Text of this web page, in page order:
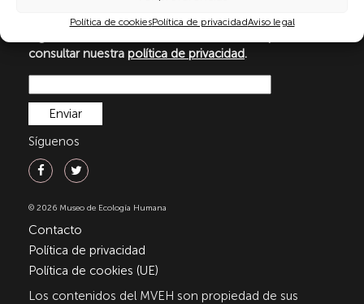
Política de cookiesPolítica de privacidadAviso legal
Datos Personales y garantía de los derechos
consultar nuestra política de privacidad.
Síguenos
© 2026 Museo de Ecología Humana
Contacto
Política de privacidad
Política de cookies (UE)
Los contenidos del MVEH son propiedad de sus